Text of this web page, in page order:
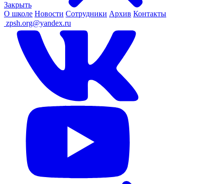
Закрыть
О школе Новости Сотрудники Архив Контакты
zpsh.org@yandex.ru